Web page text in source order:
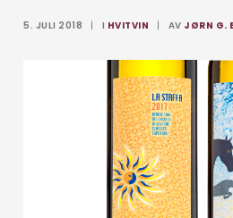
5. JULI 2018 | I HVITVIN | AV JØRN G.